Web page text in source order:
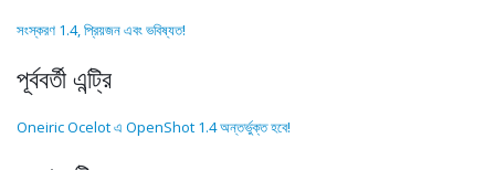
সংস্করণ 1.4, প্রিয়জন এবং ভবিষ্যত!
পূর্ববর্তী এন্ট্রি
Oneiric Ocelot এ OpenShot 1.4 অন্তর্ভুক্ত হবে!